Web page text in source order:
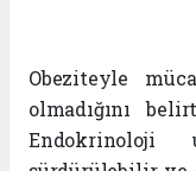
Obeziteyle
olmadığını
Endokrinoloji